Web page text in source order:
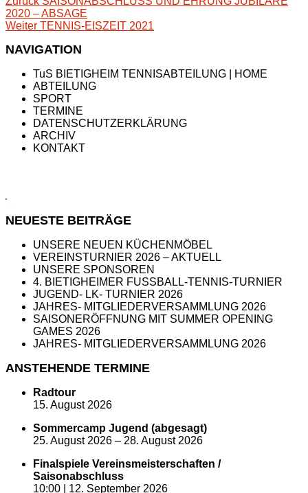
Beitragsnavigation
Beitrag:
2020 – ABSAGE
Weiter Nächster
TENNIS-EISZEIT 2021
NAVIGATION
TuS BIETIGHEIM TENNISABTEILUNG | HOME
ABTEILUNG
SPORT
TERMINE
DATENSCHUTZERKLÄRUNG
ARCHIV
KONTAKT
NEUESTE BEITRÄGE
UNSERE NEUEN KÜCHENMÖBEL
VEREINSTURNIER 2026 – AKTUELL
UNSERE SPONSOREN
4. BIETIGHEIMER FUSSBALL-TENNIS-TURNIER
JUGEND- LK- TURNIER 2026
JAHRES- MITGLIEDERVERSAMMLUNG 2026
SAISONERÖFFNUNG MIT SUMMER OPENING
GAMES 2026
JAHRES- MITGLIEDERVERSAMMLUNG 2026
ANSTEHENDE TERMINE
Radtour
15. August 2026
Sommercamp Jugend (abgesagt)
25. August 2026 – 28. August 2026
Finalspiele Vereinsmeisterschaften /
Saisonabschluss
10:00 | 12. September 2026